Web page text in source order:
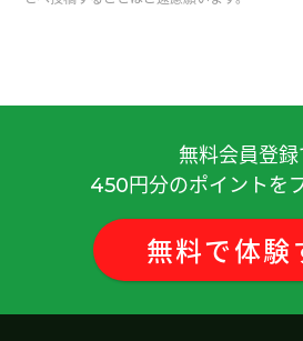
谢谢您的课！我喜欢拍照片。您
谢谢，3月份我打算去西安旅游
代 男性 )
谢谢，日本算命的人不太多的
無料会員登録
450円分のポイントを
無料で体験